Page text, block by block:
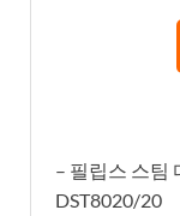
– 필립스 스팀
DST8020/20